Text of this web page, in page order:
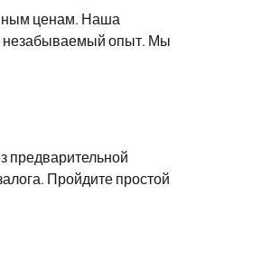
ценам. Наша
незабываемый опыт. Мы
предварительной
Пройдите простой